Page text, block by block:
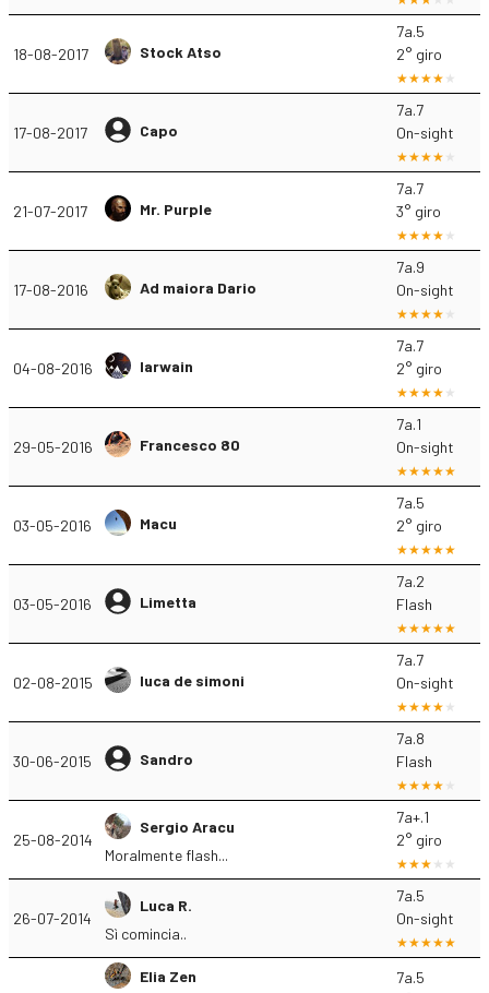
18-08-2017 Stock Atso
7a.5
2° giro
17-08-2017 Capo
7a.7
On-sight
21-07-2017 Mr. Purple
7a.7
3° giro
17-08-2016 Ad maiora Dario
7a.9
On-sight
04-08-2016 Iarwain
7a.7
2° giro
29-05-2016 Francesco 80
7a.1
On-sight
03-05-2016 Macu
7a.5
2° giro
03-05-2016 Limetta
7a.2
Flash
02-08-2015 luca de simoni
7a.7
On-sight
30-06-2015 Sandro
7a.8
Flash
25-08-2014
Sergio Aracu
Moralmente flash...
7a+.1
2° giro
26-07-2014
Luca R.
Sì comincia..
7a.5
On-sight
Elia Zen
7a.5